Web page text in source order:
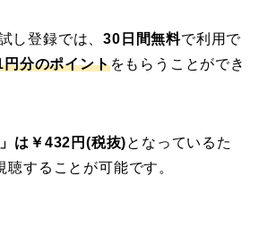
し登録では、30日間無料で利用で
分のポイントをもらうことができ
は￥432円(税抜)となっているた
することが可能です。